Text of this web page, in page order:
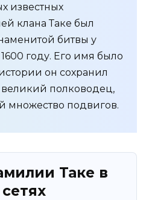
известных
клана Таке был
битвы у
году. Его имя было
он сохранил
великий полководец,
подвигов.
Таке в